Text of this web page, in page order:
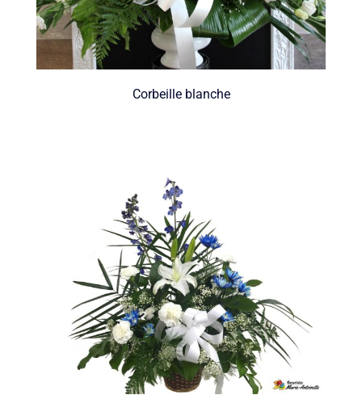
Corbeille blanche